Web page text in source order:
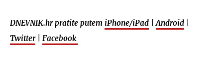
DNEVNIK.hr pratite putem iPhone/iPad Android
Twitter| Facebook